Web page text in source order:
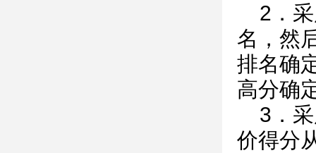
2．
名，然
排名确
高分确
3．
价得分